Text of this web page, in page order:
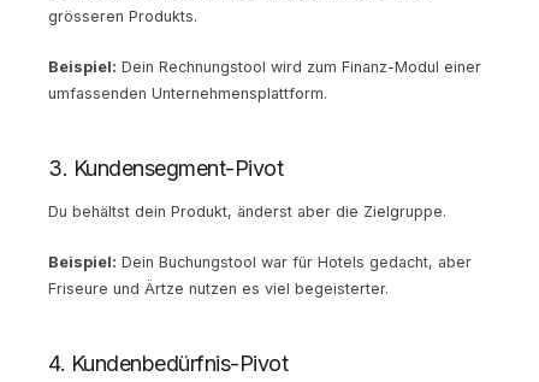
grösseren Produkts.
Beispiel: Dein Rechnungstool wird zum Finanz-Modul einer
umfassenden Unternehmensplattform.
3. Kundensegment-Pivot
Du behältst dein Produkt, änderst aber die Zielgruppe.
Beispiel: Dein Buchungstool war für Hotels gedacht, aber
Friseure und Ärtze nutzen es viel begeisterter.
4. Kundenbedürfnis-Pivot